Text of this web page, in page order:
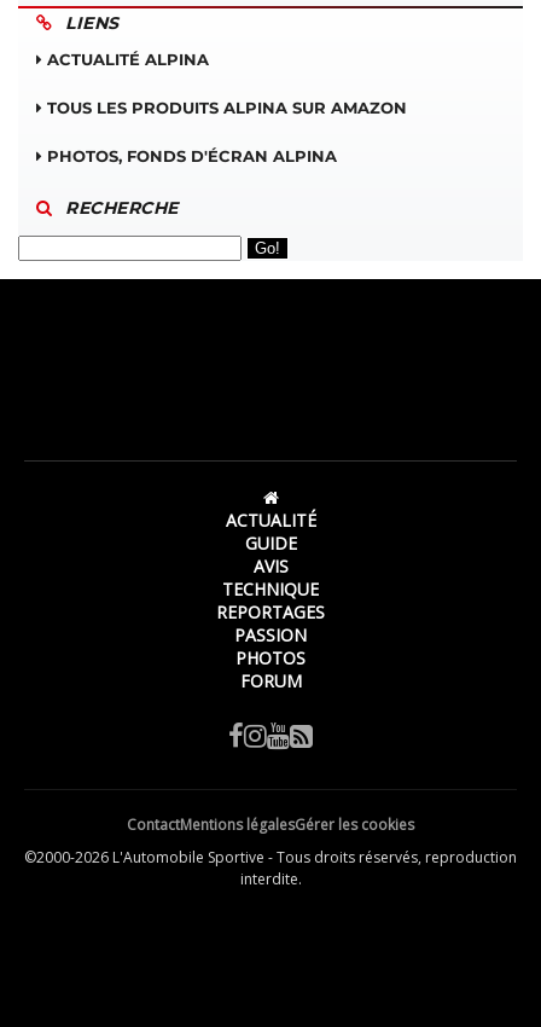
LIENS
ACTUALITÉ ALPINA
TOUS LES PRODUITS ALPINA SUR AMAZON
PHOTOS, FONDS D'ÉCRAN ALPINA
RECHERCHE
ACTUALITÉ
GUIDE
AVIS
TECHNIQUE
REPORTAGES
PASSION
PHOTOS
FORUM
ContactMentions légalesGérer les cookies
©2000-2026 L'Automobile Sportive - Tous droits réservés, reproduction
interdite.